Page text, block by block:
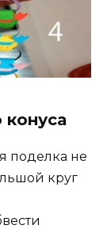
конуса
поделка не
круг